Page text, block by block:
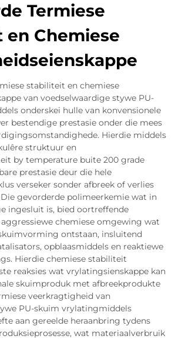
Termiese
Chemiese
stabiliteit en chemiese
van voedselwaardige stywe PU-
onderskei hulle van konvensionele
bestendige prestasie onder die mees
Hierdie middels
struktuur en
by temperature buite 200 grade
prestasie deur die hele
verseker sonder afbreek of verlies
gevorderde polimeerkemie wat in
ingesluit is, bied oortreffende
chemiese omgewing wat
ontstaan, insluitend
opblaasmiddels en reaktiewe
Hierdie chemiese stabiliteit
reaksies wat vrylatingsienskappe kan
skuimproduk met afbreekprodukte
veerkragtigheid van
PU-skuim vrylatingmiddels
aan gereelde heraanbring tydens
wat materiaalverbruik